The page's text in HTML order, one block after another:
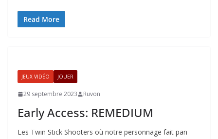
Read More
JEUX VIDÉO JOUER
29 septembre 2023 Ruvon
Early Access: REMEDIUM
Les Twin Stick Shooters où notre personnage fait pan